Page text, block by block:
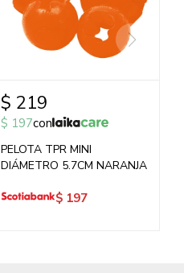
$ 219
$ 197con
PELOTA TPR MINI
DIÁMETRO 5.7CM NARANJA
$ 197